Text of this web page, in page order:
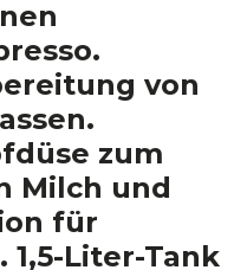
von
zum
Milch und
für
Liter-Tank